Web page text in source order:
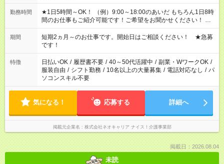
勤務時間
★1日5時間～OK！ （例）9:00～18:00のあいだ もちろん1日8時
間のお仕事もご紹介可能です！ご希望をお聞かせください！ ★
家庭の都合でお休みが必要な場合も遠慮なくご相談ください。
※週最低15時間以上の勤務が必要です
期間
短期2ヵ月～のお仕事です。開始日はご相談ください！ ★急募
です！
特徴 日払いOK / 履歴書不要 / 40～50代活躍中 / 副業・WワークOK /
服装自由 / シフト勤務 / 10名以上の大量募集 / 電話対応なし / パ
ソコンスキル不要
気になる！ 応募する 詳細へ
掲載元企業名 株式会社ネオキャリア ナイス！介護事業部
掲載日：2026.08.04
未読